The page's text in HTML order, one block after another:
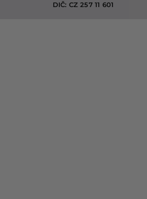
DIČ: CZ 257 11 601